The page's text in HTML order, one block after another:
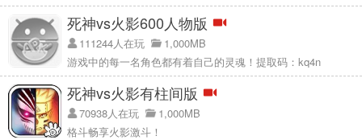
死神vs火影600人物版
111244人在玩
1,000MB
游戏中的每一名角色都有着自己的灵魂！提取码：kq4n
死神vs火影有柱间版
70938人在玩
1,000MB
格斗畅享火影激斗！